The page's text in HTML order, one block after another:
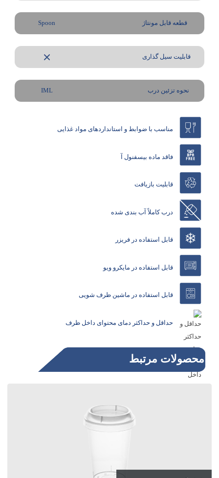
قطعه قابل مونتاژ Spoon
قابلیت سیل گذاری
نحوه تزئین درب IML
مناسب با ضوابط و استانداردهای مواد غذایی
فاقد ماده بیسفنول آ
قابلیت بازیافت
درب کاملاً آب بندی شده
قابل استفاده در فریزر
قابل استفاده در مایکرو ویو
قابل استفاده در ماشین ظرف شویی
حداقل و حداکثر دمای محتوای داخل ظرف
محصولات مرتبط